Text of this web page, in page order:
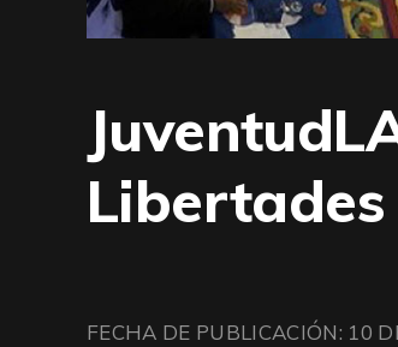
Libertades
FECHA DE PUBLICACIÓN: 10